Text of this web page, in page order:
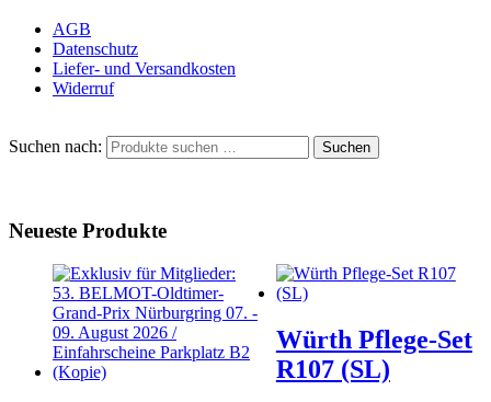
AGB
Datenschutz
Liefer- und Versandkosten
Widerruf
Suchen nach: Suchen
Neueste Produkte
Würth Pflege-Set
R107 (SL)